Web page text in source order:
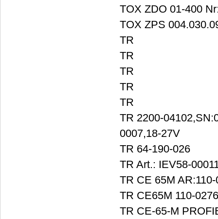
TOX ZDO 01-400
TOX ZPS
TR
TR
TR
TR
TR
TR 2200-
0007,18-27V
TR 64-190-026
TR Art.: IEV58-
TR CE 65M
TR CE65M 110-
TR CE-65-M